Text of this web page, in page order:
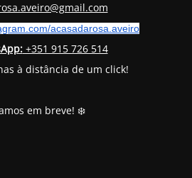
acasadarosa.aveiro
+351 915 726 514
à distância de um click!
em breve! ❄️